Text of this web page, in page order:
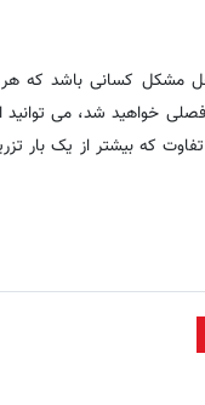
مشکل کسانی باشد که
خواهید شد، می
که بیشتر از یک بار